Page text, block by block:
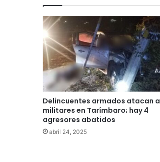
Delincuentes armados atacan a
militares en Tarímbaro; hay 4
agresores abatidos
abril 24, 2025